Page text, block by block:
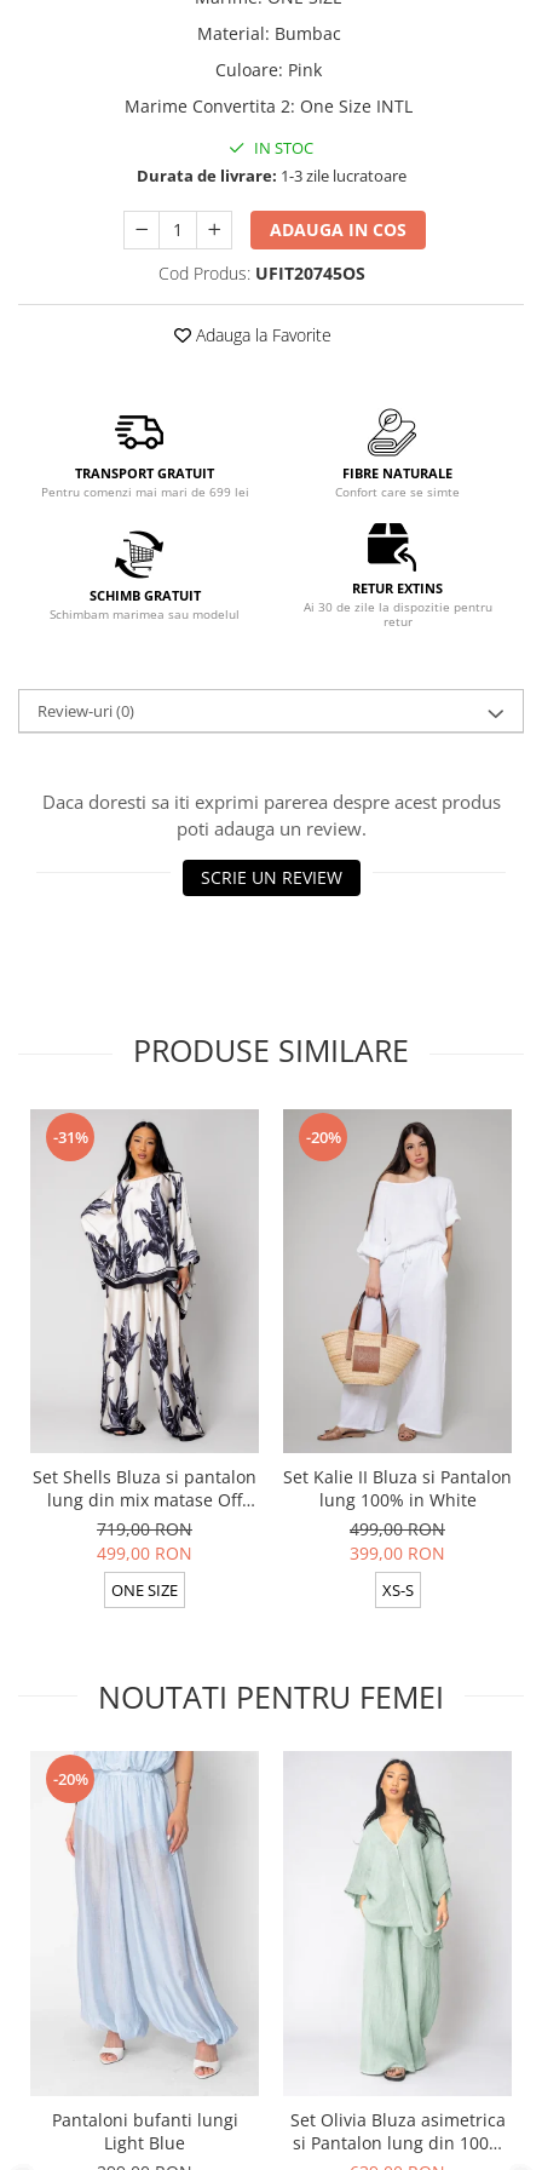
Material: Bumbac
Culoare: Pink
Marime Convertita 2: One Size INTL
IN STOC
Durata de livrare: 1-3 zile lucratoare
ADAUGA IN COS
Cod Produs: UFIT20745OS
Adauga la Favorite
TRANSPORT GRATUIT
Pentru comenzi mai mari de 699 lei
FIBRE NATURALE
Confort care se simte
SCHIMB GRATUIT
Schimbam marimea sau modelul
RETUR EXTINS
Ai 30 de zile la dispozitie pentru
retur
Review-uri(0)
Daca doresti sa iti exprimi parerea despre acest produs
poti adauga un review.
SCRIE UN REVIEW
PRODUSE SIMILARE
-31%
Set Shells Bluza si pantalon
lung din mix matase Off
White/ Black
719,00 RON
499,00 RON
ONE SIZE
-20%
Set Kalie II Bluza si Pantalon
lung 100% in White
499,00 RON
399,00 RON
XS-S
NOUTATI PENTRU FEMEI
-20%
Pantaloni bufanti lungi
Light Blue
Set Olivia Bluza asimetrica
si Pantalon lung din 100%